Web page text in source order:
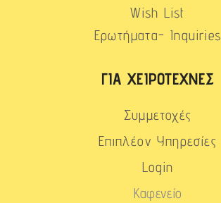
Wish List
Ερωτήματα- Inquiries
ΓΙΑ ΧΕΙΡΟΤΈΧΝΕΣ
Συμμετοχές
Επιπλέον Υπηρεσίες
Login
Καφενείο